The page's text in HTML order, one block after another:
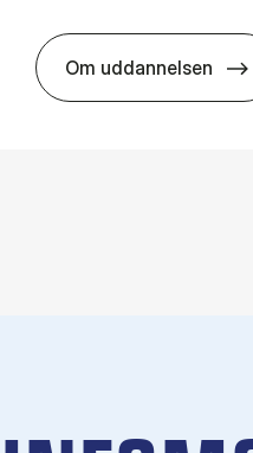
Om uddannelsen
HA i